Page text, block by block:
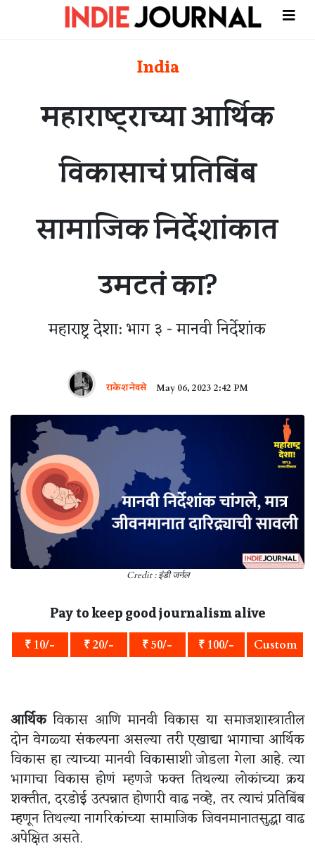
India
महाराष्ट्राच्या आर्थिक
विकासाचं प्रतिबिंब
सामाजिक निर्देशांकात
उमटतं का?
महाराष्ट्र देशा: भाग ३ - मानवी निर्देशांक
राकेश नेवसे May 06, 2023 2:42 PM
Credit : इंडी जर्नल
Pay to keep good journalism alive
₹ 10/- ₹ 20/- ₹ 50/- ₹ 100/- Custom
आर्थिकविकास आणि मानवी विकास या समाजशास्त्रातील
दोन वेगळ्या संकल्पना असल्या तरी एखाद्या भागाचा आर्थिक
विकास हा त्याच्या मानवी विकासाशी जोडला गेला आहे. त्या
भागाचा विकास होणं म्हणजे फक्त तिथल्या लोकांच्या क्रय
शक्तीत, दरडोई उत्पन्नात होणारी वाढ नव्हे, तर त्याचं प्रतिबिंब
म्हणून तिथल्या नागरिकांच्या सामाजिक जि‍वनमानातसुद्धा वाढ
अपेक्षित असते.